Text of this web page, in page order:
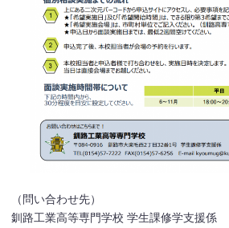
（問い合わせ先）
釧路工業高等専門学校 学生課修学支援係